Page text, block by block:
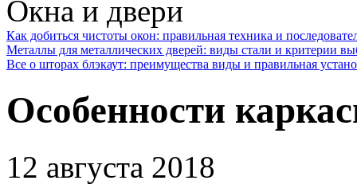
Окна и двери
Как добиться чистоты окон: правильная техника и
Металлы для металлических дверей: виды стали и критерии
Все о шторах блэкаут: преимущества виды и правильная
Особенности
12 августа 2018